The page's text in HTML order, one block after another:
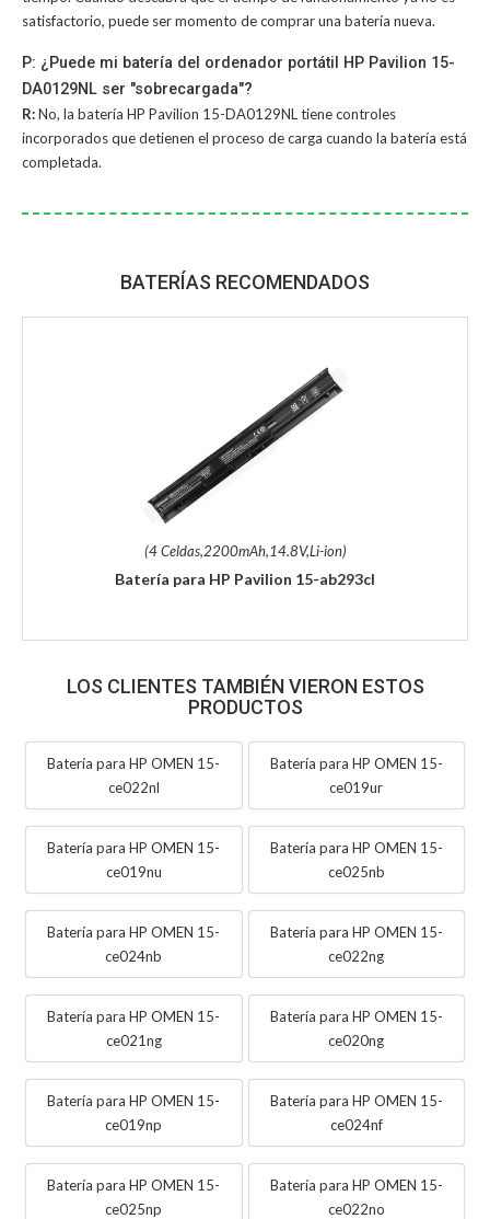
satisfactorio, puede ser momento de comprar una batería nueva.
P: ¿Puede mi batería del ordenador portátil HP Pavilion 15-
DA0129NL ser "sobrecargada"?
R:No, la batería HP Pavilion 15-DA0129NL tiene controles
incorporados que detienen el proceso de carga cuando la batería está
completada.
BATERÍAS RECOMENDADOS
(4 Celdas,2200mAh,14.8V,Li-ion)
Batería para HP Pavilion 15-ab293cl
LOS CLIENTES TAMBIÉN VIERON ESTOS
PRODUCTOS
Batería para HP OMEN 15-
ce022nl
Batería para HP OMEN 15-
ce019ur
Batería para HP OMEN 15-
ce019nu
Batería para HP OMEN 15-
ce025nb
Batería para HP OMEN 15-
ce024nb
Batería para HP OMEN 15-
ce022ng
Batería para HP OMEN 15-
ce021ng
Batería para HP OMEN 15-
ce020ng
Batería para HP OMEN 15-
ce019np
Batería para HP OMEN 15-
ce024nf
Batería para HP OMEN 15-
ce025np
Batería para HP OMEN 15-
ce022no